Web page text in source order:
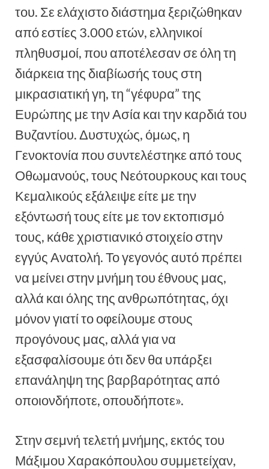
του. Σε ελάχιστο διάστημα ξεριζώθηκαν
από εστίες 3.000 ετών, ελληνικοί
πληθυσμοί, που αποτέλεσαν σε όλη τη
διάρκεια της διαβίωσής τους στη
μικρασιατική γη, τη “γέφυρα” της
Ευρώπης με την Ασία και την καρδιά του
Βυζαντίου. Δυστυχώς, όμως, η
Γενοκτονία που συντελέστηκε από τους
Οθωμανούς, τους Νεότουρκους και τους
Κεμαλικούς εξάλειψε είτε με την
εξόντωσή τους είτε με τον εκτοπισμό
τους, κάθε χριστιανικό στοιχείο στην
εγγύς Ανατολή. Το γεγονός αυτό πρέπει
να μείνει στην μνήμη του έθνους μας,
αλλά και όλης της ανθρωπότητας, όχι
μόνον γιατί το οφείλουμε στους
προγόνους μας, αλλά για να
εξασφαλίσουμε ότι δεν θα υπάρξει
επανάληψη της βαρβαρότητας από
οποιονδήποτε, οπουδήποτε».
Στην σεμνή τελετή μνήμης, εκτός του
Μάξιμου Χαρακόπουλου συμμετείχαν,